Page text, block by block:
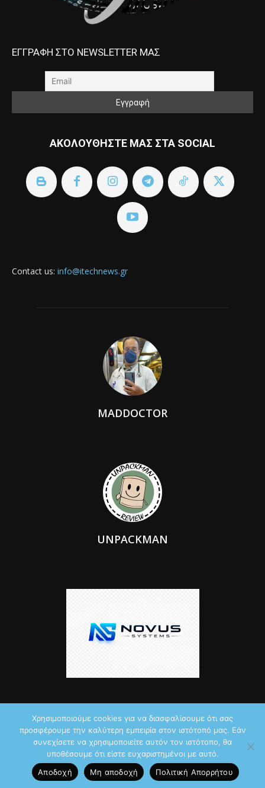
ΕΓΓΡΑΦΗ ΣΤΟ NEWSLETTER ΜΑΣ
ΑΚΟΛΟΥΘΗΣΤΕ ΜΑΣ ΣΤΑ SOCIAL
Contact us: info@itechnews.gr
MADDOCTOR
UNPACKMAN
© 2026 by iTechNews.gr
Maddoctor dreamed it, Unpackman made it reality,Novus Systems
created it.
Χρησιμοποιούμε cookies για να διασφαλίσουμε ότι σας
προσφέρουμε την καλύτερη εμπειρία στον ιστότοπό μας. Εάν
συνεχίσετε να χρησιμοποιείτε αυτόν τον ιστότοπο, θα
υποθέσουμε ότι είστε ευχαριστημένοι με αυτό.
Αποδοχή
Μη αποδοχή Πολιτική Aπορρήτου